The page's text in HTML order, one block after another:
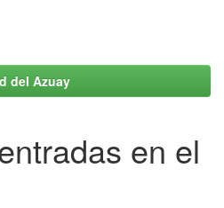
del Azuay
en el